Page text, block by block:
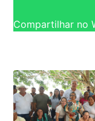
Compartilhar no